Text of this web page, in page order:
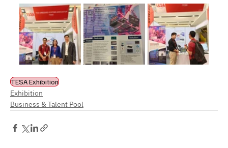
TESA Exhibition
Exhibition
Business & Talent Pool